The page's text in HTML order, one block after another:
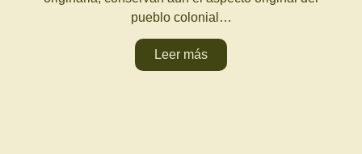
pueblo colonial…
Leer más